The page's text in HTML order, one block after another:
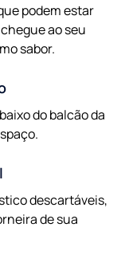
podem estar
ao seu
sabor.
do balcão da
descartáveis,
de sua